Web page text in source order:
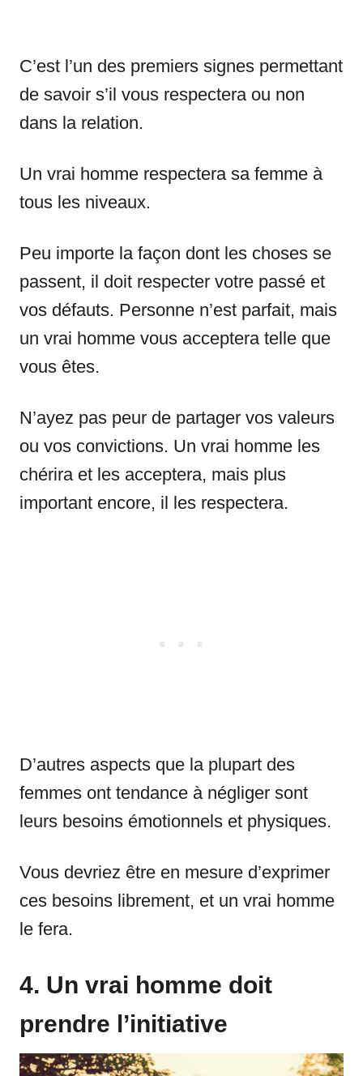
C’est l’un des premiers signes permettant
de savoir s’il vous respectera ou non
dans la relation.
Un vrai homme respectera sa femme à
tous les niveaux.
Peu importe la façon dont les choses se
passent, il doit respecter votre passé et
vos défauts. Personne n’est parfait, mais
un vrai homme vous acceptera telle que
vous êtes.
N’ayez pas peur de partager vos valeurs
ou vos convictions. Un vrai homme les
chérira et les acceptera, mais plus
important encore, il les respectera.
D’autres aspects que la plupart des
femmes ont tendance à négliger sont
leurs besoins émotionnels et physiques.
Vous devriez être en mesure d’exprimer
ces besoins librement, et un vrai homme
le fera.
4. Un vrai homme doit
prendre l’initiative